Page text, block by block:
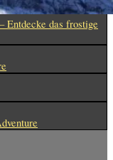
Entdecke das frostige